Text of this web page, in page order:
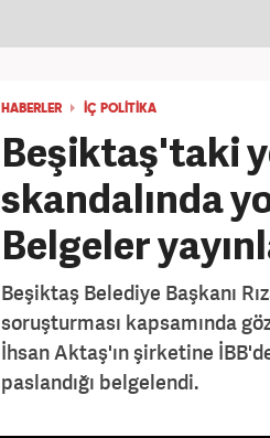
HABERLER İÇ POLITIKA
Beşiktaş'taki
skandalında
Belgeler
Beşiktaş Belediye Başkanı
soruşturması kapsamında
İhsan Aktaş'ın şirketine
paslandığı belgelendi.